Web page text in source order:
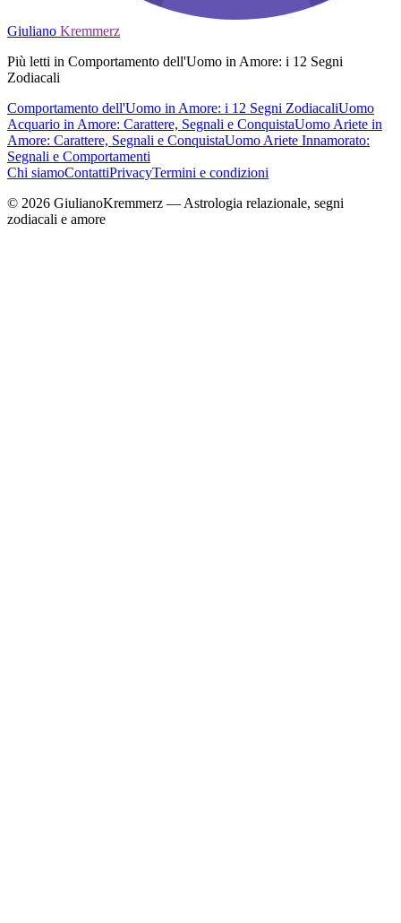
Giuliano Kremmerz
Più letti in Comportamento dell'Uomo in Amore: i 12 Segni
Zodiacali
Comportamento dell'Uomo in Amore: i 12 Segni ZodiacaliUomo
Acquario in Amore: Carattere, Segnali e ConquistaUomo Ariete in
Amore: Carattere, Segnali e ConquistaUomo Ariete Innamorato:
Segnali e Comportamenti
Chi siamoContattiPrivacyTermini e condizioni
© 2026 GiulianoKremmerz — Astrologia relazionale, segni
zodiacali e amore